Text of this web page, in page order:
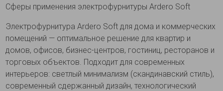
Сферы применения электрофурнитуры Ardero Soft
Электрофурнитура Ardero Soft для дома и коммерческих
помещений — оптимальное решение для квартир и
домов, офисов, бизнес-центров, гостиниц, ресторанов и
торговых объектов. Подходит для современных
интерьеров: светлый минимализм (скандинавский стиль),
современный сдержанный дизайн, технологический